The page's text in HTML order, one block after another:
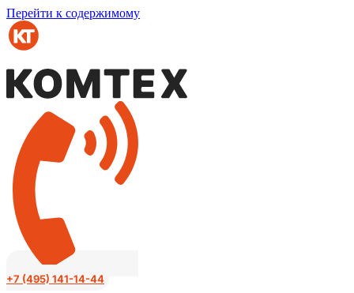
Перейти к содержимому
+7 (495) 141-14-44